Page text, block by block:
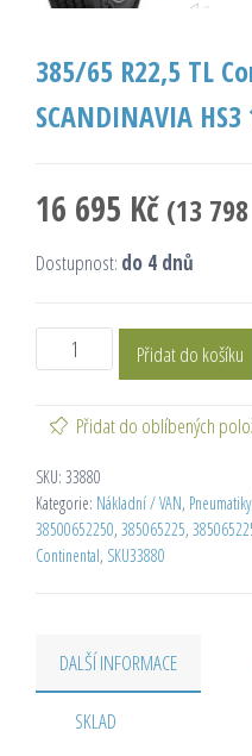
385/65 R22,5 TL
SCANDINAVIA HS3
16 695 Kč (13 798
Dostupnost: do 4 dnů
Přidat do košíku
Přidat do oblíbených
SKU: 33880
Kategorie: Nákladní / VAN, Pneumatiky
38500652250, 385065225,
Continental, SKU33880
DALŠÍ INFORMACE
SKLAD